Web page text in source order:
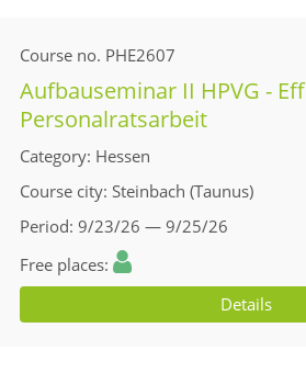
Course no. PHE2607
Aufbauseminar II HPVG -
Personalratsarbeit
Category Hessen
Course city Steinbach (Taunus)
Period 9/23/26 — 9/25/26
Free places
Details